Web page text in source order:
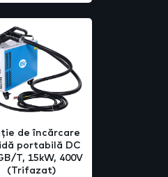
de încărcare
portabilă DC
T, 15kW, 400V
(Trifazat)